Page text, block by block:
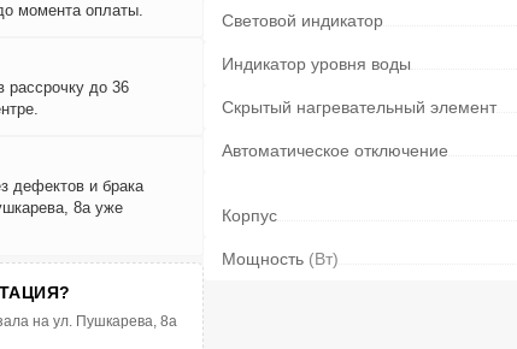
момента оплаты.
рассрочку до 36
дефектов и брака
8а уже
на ул. Пушкарева, 8а
Световой индикатор
Индикатор уровня воды
Скрытый нагревательный элемент
Автоматическое отключение
Корпус
Мощность (Вт)